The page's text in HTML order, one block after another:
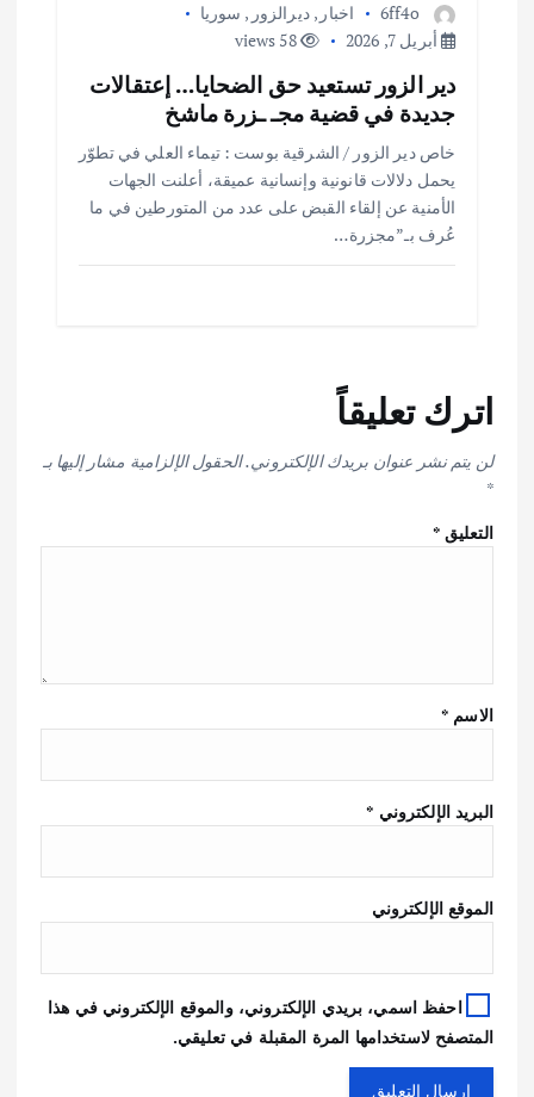
6ff4o اخبار ,ديرالزور , سوريا
أبريل 7, 2026
58 views
دير الزور تستعيد حق الضحايا… إعتقالات
جديدة في قضية مجـ ـزرة ماشخ
خاص دير الزور / الشرقية بوست : تيماء العلي في تطوّر
يحمل دلالات قانونية وإنسانية عميقة، أعلنت الجهات
الأمنية عن إلقاء القبض على عدد من المتورطين في ما
عُرف بـ”مجزرة…
اترك تعليقاً
لن يتم نشر عنوان بريدك الإلكتروني.الحقول الإلزامية مشار إليها بـ
*
التعليق*
الاسم *
البريد الإلكتروني *
الموقع الإلكتروني
احفظ اسمي، بريدي الإلكتروني، والموقع الإلكتروني في هذا
المتصفح لاستخدامها المرة المقبلة في تعليقي.